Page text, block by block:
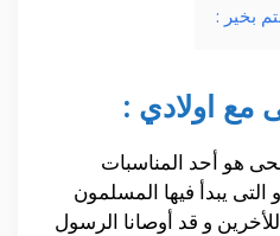
بخير :
مع اولادي :
هو أحد المناسبات
و التى يبدأ فيها المسلمون
و قد أوصانا الرسول